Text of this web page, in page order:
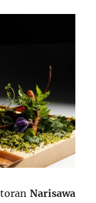
Narisawa